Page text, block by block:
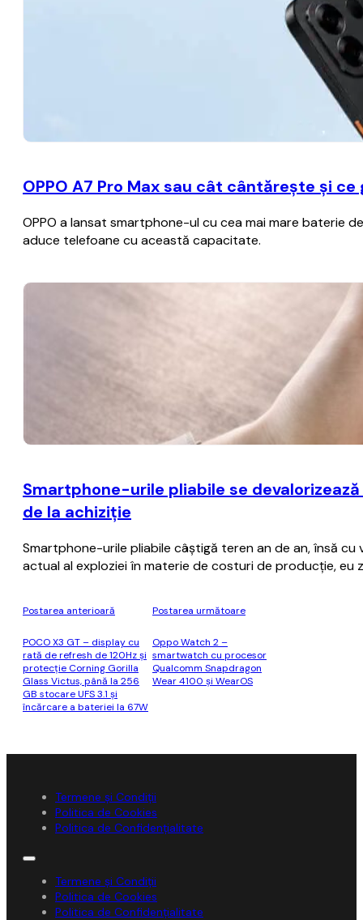
OPPO A7 Pro Max sau cât cântărește și
OPPO a lansat smartphone-ul cu cea mai mare baterie
aduce telefoane cu această capacitate.
Smartphone-urile pliabile se
de la achiziţie
Smartphone-urile pliabile câştigă teren an de an, însă
actual al exploziei în materie de costuri de producţie,
Postarea anterioară
POCO X3 GT – display cu
rată de refresh de 120Hz şi
protecţie Corning Gorilla
Glass Victus, până la 256
GB stocare UFS 3.1 şi
încărcare a bateriei la 67W
Postarea următoare
Oppo Watch 2 –
smartwatch cu procesor
Qualcomm Snapdragon
Wear 4100 şi WearOS
Termene și Condiții
Politica de Cookies
Politica de Confidențialitate
Termene și Condiții
Politica de Cookies
Politica de Confidențialitate